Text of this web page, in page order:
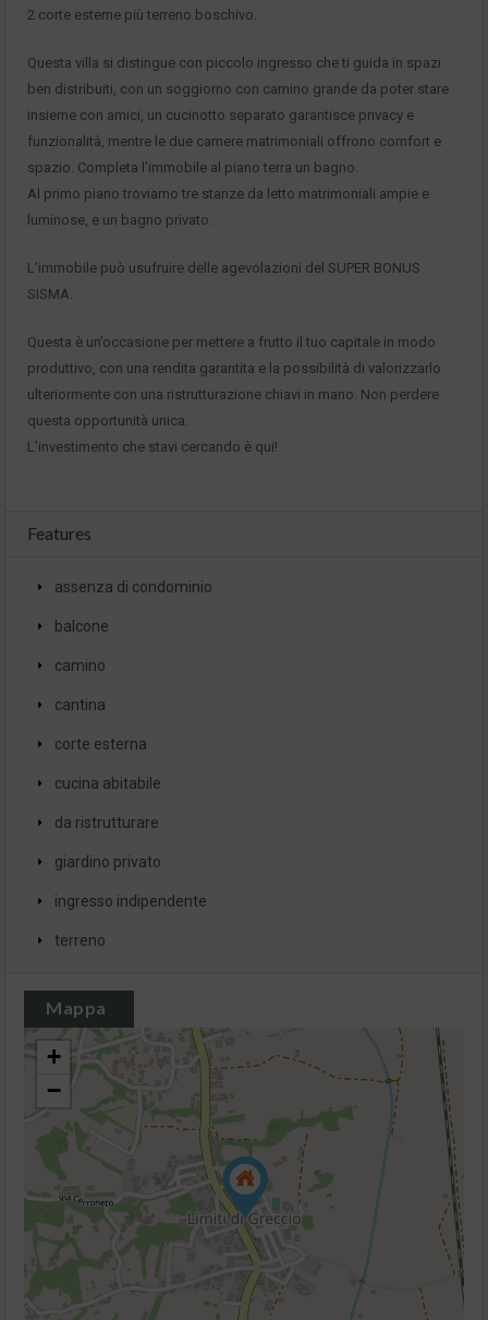
2 corte esterne più terreno boschivo.
Questa villa si distingue con piccolo ingresso che ti guida in spazi
ben distribuiti, con un soggiorno con camino grande da poter stare
insieme con amici, un cucinotto separato garantisce privacy e
funzionalità, mentre le due camere matrimoniali offrono comfort e
spazio. Completa l’immobile al piano terra un bagno.
Al primo piano troviamo tre stanze da letto matrimoniali ampie e
luminose, e un bagno privato.
L’immobile può usufruire delle agevolazioni del SUPER BONUS
SISMA.
Questa è un’occasione per mettere a frutto il tuo capitale in modo
produttivo, con una rendita garantita e la possibilità di valorizzarlo
ulteriormente con una ristrutturazione chiavi in mano. Non perdere
questa opportunità unica.
L’investimento che stavi cercando è qui!
Features
assenza di condominio
balcone
camino
cantina
corte esterna
cucina abitabile
da ristrutturare
giardino privato
ingresso indipendente
terreno
Mappa
+
−